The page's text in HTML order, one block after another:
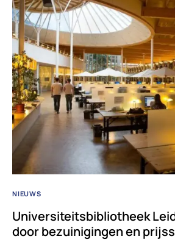
NIEUWS
Universiteitsbibliotheek
door bezuinigingen en